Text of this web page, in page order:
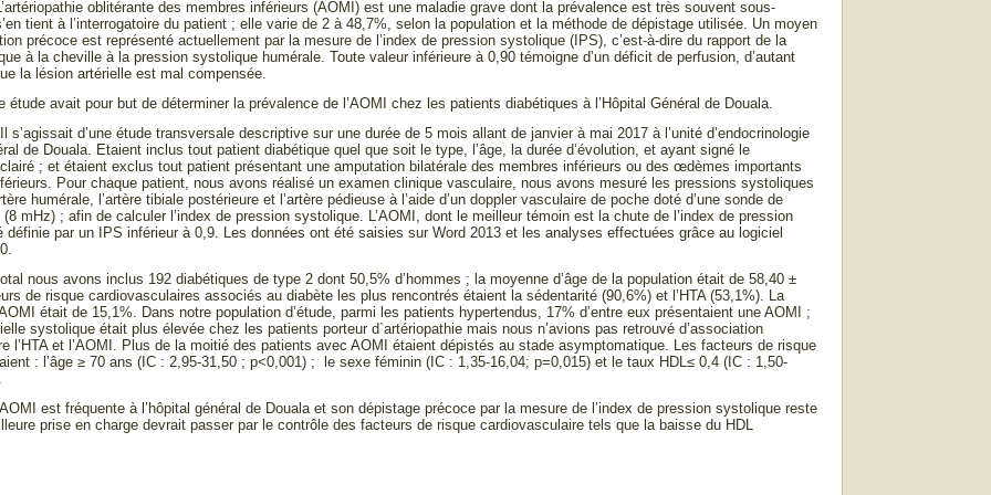
oblitérante des membres inférieurs (AOMI) est une maladie grave dont la prévalence est très souvent sous-
tient à l’interrogatoire du patient ; elle varie de 2 à 48,7%, selon la population et la méthode de dépistage utilisée. Un moyen
précoce est représenté actuellement par la mesure de l’index de pression systolique (IPS), c’est-à-dire du rapport de la
à la cheville à la pression systolique humérale. Toute valeur inférieure à 0,90 témoigne d’un déficit de perfusion, d’autant
la lésion artérielle est mal compensée.
étude avait pour but de déterminer la prévalence de l’AOMI chez les patients diabétiques à l’Hôpital Général de Douala.
Il s’agissait d’une étude transversale descriptive sur une durée de 5 mois allant de janvier à mai 2017 à l’unité d’endocrinologie
de Douala. Etaient inclus tout patient diabétique quel que soit le type, l’âge, la durée d’évolution, et ayant signé le
; et étaient exclus tout patient présentant une amputation bilatérale des membres inférieurs ou des œdèmes importants
Pour chaque patient, nous avons réalisé un examen clinique vasculaire, nous avons mesuré les pressions systoliques
humérale, l’artère tibiale postérieure et l’artère pédieuse à l’aide d’un doppler vasculaire de poche doté d’une sonde de
mHz) ; afin de calculer l’index de pression systolique. L’AOMI, dont le meilleur témoin est la chute de l’index de pression
définie par un IPS inférieur à 0,9. Les données ont été saisies sur Word 2013 et les analyses effectuées grâce au logiciel
nous avons inclus 192 diabétiques de type 2 dont 50,5% d’hommes ; la moyenne d’âge de la population était de 58,40 ±
de risque cardiovasculaires associés au diabète les plus rencontrés étaient la sédentarité (90,6%) et l’HTA (53,1%). La
était de 15,1%. Dans notre population d’étude, parmi les patients hypertendus, 17% d’entre eux présentaient une AOMI ;
systolique était plus élevée chez les patients porteur d`artériopathie mais nous n’avions pas retrouvé d’association
l’HTA et l’AOMI. Plus de la moitié des patients avec AOMI étaient dépistés au stade asymptomatique. Les facteurs de risque
: l’âge ≥ 70 ans (IC : 2,95-31,50 ; p<0,001) ; le sexe féminin (IC : 1,35-16,04; p=0,015) et le taux HDL≤ 0,4 (IC : 1,50-
est fréquente à l’hôpital général de Douala et son dépistage précoce par la mesure de l’index de pression systolique reste
prise en charge devrait passer par le contrôle des facteurs de risque cardiovasculaire tels que la baisse du HDL